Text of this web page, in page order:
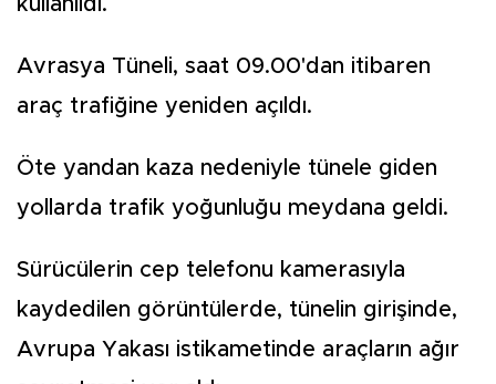
kullanıldı.
Avrasya Tüneli, saat 09.00'dan itibaren
araç trafiğine yeniden açıldı.
Öte yandan kaza nedeniyle tünele giden
yollarda trafik yoğunluğu meydana geldi.
Sürücülerin cep telefonu kamerasıyla
kaydedilen görüntülerde, tünelin girişinde,
Avrupa Yakası istikametinde araçların ağır